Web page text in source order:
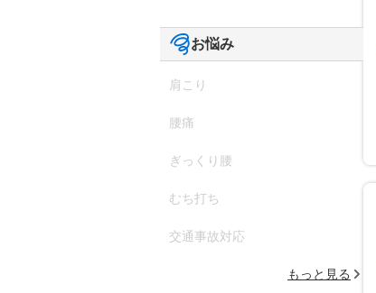
お悩み
肩こり
腰痛
ぎっくり腰
むち打ち
交通事故対応
もっと見る